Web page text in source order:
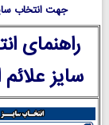
جهت انتخاب
راهنمای
سایز